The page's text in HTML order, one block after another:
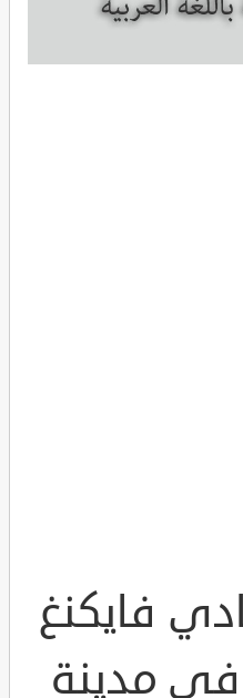
فايكنغ
في مدينة